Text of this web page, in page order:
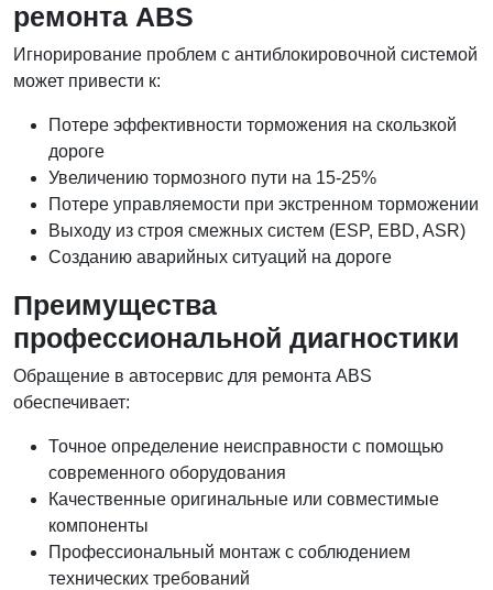
ремонта ABS
Игнорирование проблем с антиблокировочной системой
может привести к:
Потере эффективности торможения на скользкой
дороге
Увеличению тормозного пути на 15-25%
Потере управляемости при экстренном торможении
Выходу из строя смежных систем (ESP, EBD, ASR)
Созданию аварийных ситуаций на дороге
Преимущества
профессиональной диагностики
Обращение в автосервис для ремонта ABS
обеспечивает:
Точное определение неисправности с помощью
современного оборудования
Качественные оригинальные или совместимые
компоненты
Профессиональный монтаж с соблюдением
технических требований